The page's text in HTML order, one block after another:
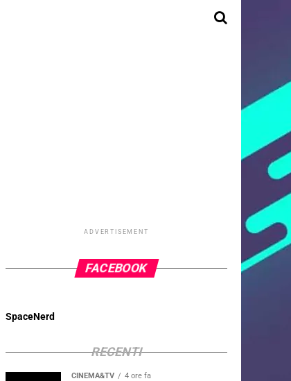
ADVERTISEMENT
FACEBOOK
SpaceNerd
RECENTI
CINEMA&TV 4 ore fa